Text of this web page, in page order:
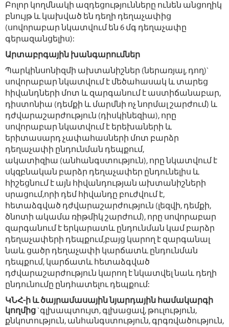
Բոլոր կողմնակի ազդեցությունները ունեն անցողիկ
բնույթ և կախված են դեղի դեղաչափից
(սովորաբար նկատվում են 6 մգ դեղաչափը
գերազանցելիս):
Արտաբրգային խանգարումներ
Պարկինսոնիզմի ախտանիշներ (ներառյալ, դող)`
սովորաբար նկատվում է մեծահասակ և տարեց
հիվանդների մոտ և զարգանում է աստիճանաբար,
դիստոնիա (դեմքի և մարմնի ոչ նորմալ շարժում) և
դժվարաշարժություն (դիսկինեզիա), որը
սովորաբար նկատվում է երեխաների և
երիտասարդ չափահասների մոտ բարձր
դեղաչափի ընդունման դեպքում,
ակատիզիա (անհանգստություն), որը նկատվում է
սկզբնական բարձր դեղաչափեր ընդունելիս և
հիշեցնում է այն հիվանդության ախտանիշների
սրացում,որի դեմ հիվանդը բուժվում է,
հետաձգված դժվարաշարժություն (լեզվի, դեմքի,
ծնոտի ակամա ռիթմիկ շարժում), որը սովորաբար
զարգանում է երկարատև ընդունման կամ բարձր
դեղաչափերի դեպքում,բայց կարող է զարգանալ
նաև ցածր դեղաչափի կարճատև ընդունման
դեպքում, կարճատև հետաձգված
դժվարաշարժություն կարող է նկատվել նաև դեղի
ընդունումը ընդհատելու դեպքում:
ԿՆՀ-ի և ծայրամասային նյարդային համակարգի
կողմից `գլխապտույտ, գլխացավ, թուլություն,
քնկոտություն, անհանգստություն, գրգռվածություն,